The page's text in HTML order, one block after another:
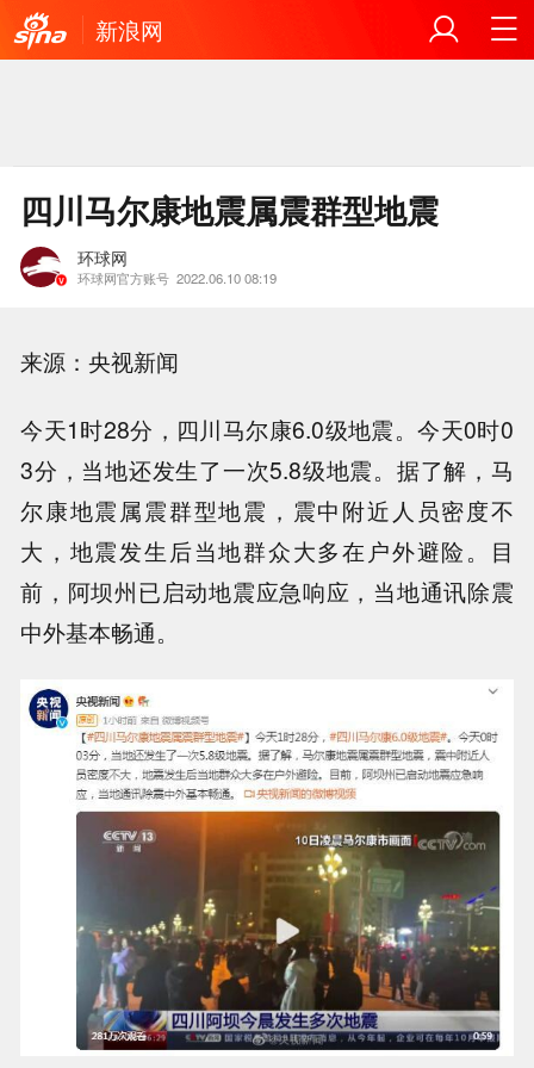
新浪网
四川马尔康地震属震群型地震
环球网
环球网官方账号 2022.06.10 08:19
来源：央视新闻
今天1时28分，四川马尔康6.0级地震。今天0时0
3分，当地还发生了一次5.8级地震。据了解，马
尔康地震属震群型地震，震中附近人员密度不
大，地震发生后当地群众大多在户外避险。目
前，阿坝州已启动地震应急响应，当地通讯除震
中外基本畅通。